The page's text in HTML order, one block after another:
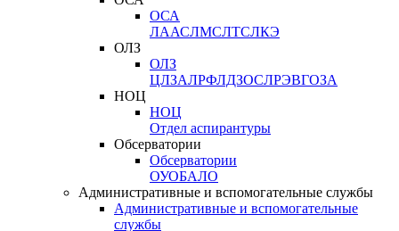
ОСА
ЛААСЛМСЛТСЛКЭ
ОЛЗ
ОЛЗ
ЦЛЗАЛРФЛДЗОСЛРЭВГОЗА
НОЦ
НОЦ
Отдел аспирантуры
Обсерватории
Обсерватории
ОУОБАЛО
Административные и вспомогательные службы
Административные и вспомогательные
службы